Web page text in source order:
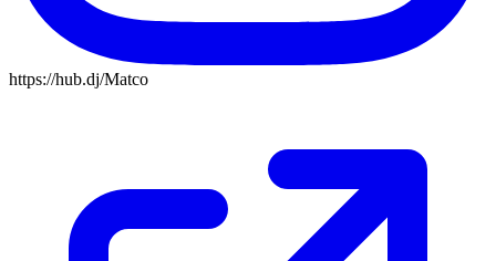
https://hub.dj/Matco